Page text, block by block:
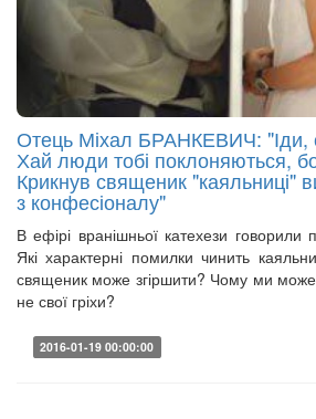
Отець Міхал БРАНКЕВИЧ: "Іди,
Хай люди тобі поклоняються,
Крикнув священик "каяльниці"
з конфесіоналу"
В ефірі вранішньої катехези говорили
Які характерні помилки чинить
священик може згіршити? Чому ми
не свої гріхи?
2016-01-19 00:00:00